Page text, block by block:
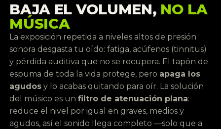
BAJA EL VOLUMEN, NO LA
MÚSICA
La exposición repetida a niveles altos de presión
sonora desgasta tu oído: fatiga, acúfenos (tinnitus)
y pérdida auditiva que no se recupera. El tapón de
espuma de toda la vida protege, pero apaga los
agudos y lo acabas quitando para oír. La solución
del músico es unfiltro de atenuación plana:
reduce el nivel por igual en graves, medios y
agudos, así el sonido llega completo —solo que a